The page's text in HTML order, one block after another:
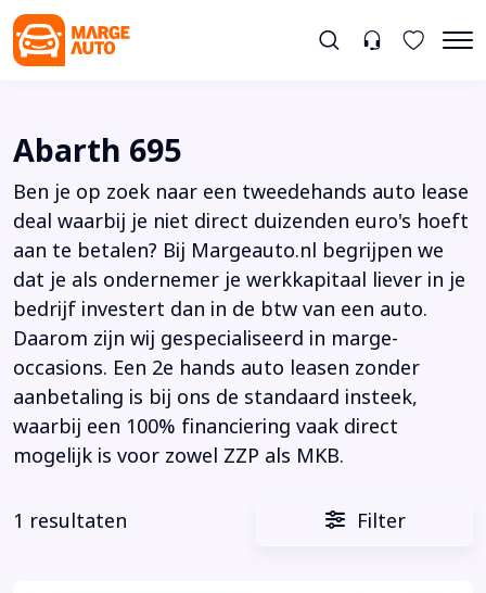
Abarth 695
Ben je op zoek naar een tweedehands auto lease
deal waarbij je niet direct duizenden euro's hoeft
aan te betalen? Bij Margeauto.nl begrijpen we
dat je als ondernemer je werkkapitaal liever in je
bedrijf investert dan in de btw van een auto.
Daarom zijn wij gespecialiseerd in marge-
occasions. Een 2e hands auto leasen zonder
aanbetaling is bij ons de standaard insteek,
waarbij een 100% financiering vaak direct
mogelijk is voor zowel ZZP als MKB.
1 resultaten Filter